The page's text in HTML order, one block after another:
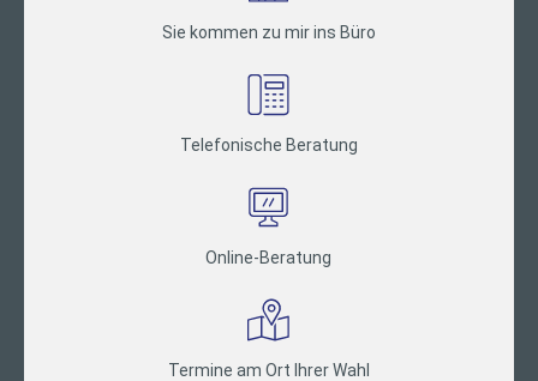
Sie kommen zu mir ins Büro
Telefonische Beratung
Online-Beratung
Termine am Ort Ihrer Wahl